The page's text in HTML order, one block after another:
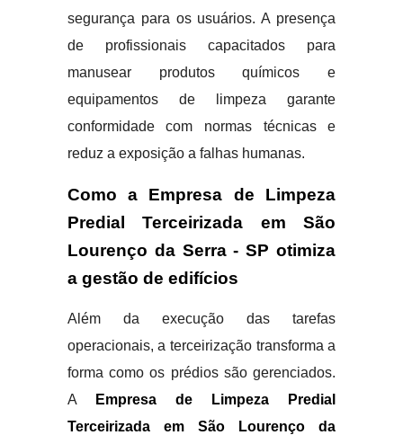
segurança para os usuários. A presença
de profissionais capacitados para
manusear produtos químicos e
equipamentos de limpeza garante
conformidade com normas técnicas e
reduz a exposição a falhas humanas.
Como a Empresa de Limpeza
Predial Terceirizada em São
Lourenço da Serra - SP otimiza
a gestão de edifícios
Além da execução das tarefas
operacionais, a terceirização transforma a
forma como os prédios são gerenciados.
A
Empresa de Limpeza Predial
Terceirizada em São Lourenço da